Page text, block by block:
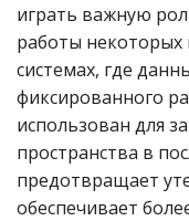
играть важную
работы
системах, где
фиксированного
использован для
пространства в
предотвращает
обеспечивает